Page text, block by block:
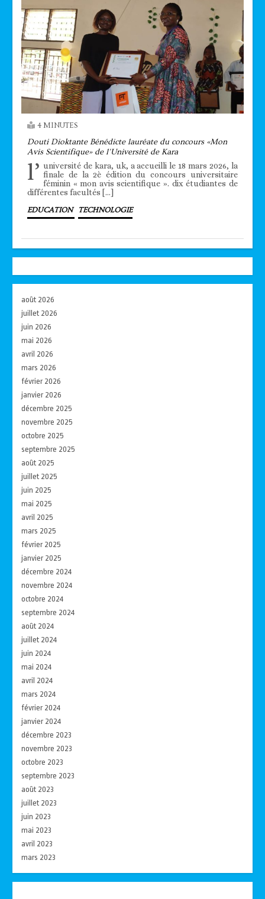
4 MINUTES
Douti Dioktante Bénédicte lauréate du concours «Mon
Avis Scientifique» de l’Université de Kara
l’ université de kara, uk, a accueilli le 18 mars 2026, la
finale de la 2è édition du concours universitaire
féminin « mon avis scientifique ». dix étudiantes de
différentes facultés […]
EDUCATION TECHNOLOGIE
août 2026
juillet 2026
juin 2026
mai 2026
avril 2026
mars 2026
février 2026
janvier 2026
décembre 2025
novembre 2025
octobre 2025
septembre 2025
août 2025
juillet 2025
juin 2025
mai 2025
avril 2025
mars 2025
février 2025
janvier 2025
décembre 2024
novembre 2024
octobre 2024
septembre 2024
août 2024
juillet 2024
juin 2024
mai 2024
avril 2024
mars 2024
février 2024
janvier 2024
décembre 2023
novembre 2023
octobre 2023
septembre 2023
août 2023
juillet 2023
juin 2023
mai 2023
avril 2023
mars 2023